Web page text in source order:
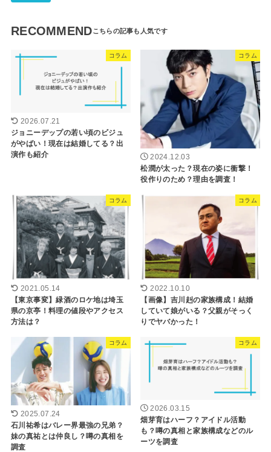
RECOMMEND
コラム
2026.07.21
ジョニーデップの若い頃のビジュ
がやばい！現在は結婚してる？出
演作も紹介
コラム
2024.12.03
松潤が太った？現在の姿に衝撃！
役作りのため？理由を調査！
コラム
2021.05.14
【東京事変】緑酒のロケ地は埼玉
県の京亭！料理の値段やアクセス
方法は？
コラム
2022.10.10
【画像】吉川赳の家族構成！結婚
していて娘がいる？父親がそっく
りでヤバかった！
コラム
2025.07.24
石川祐希はバレー界最強の兄弟？
妹の真祐とは仲良し？噂の真相を
調査
コラム
2026.03.15
畑芽育はハーフ？アイドル活動
も？噂の真相と家族構成などのル
ーツを調査